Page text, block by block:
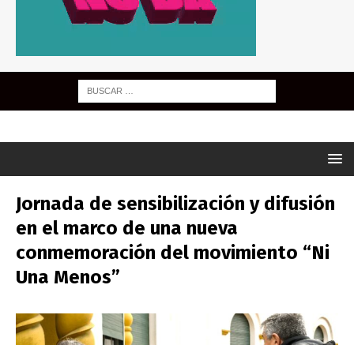
Jornada de sensibilización y difusión
en el marco de una nueva
conmemoración del movimiento “Ni
Una Menos”